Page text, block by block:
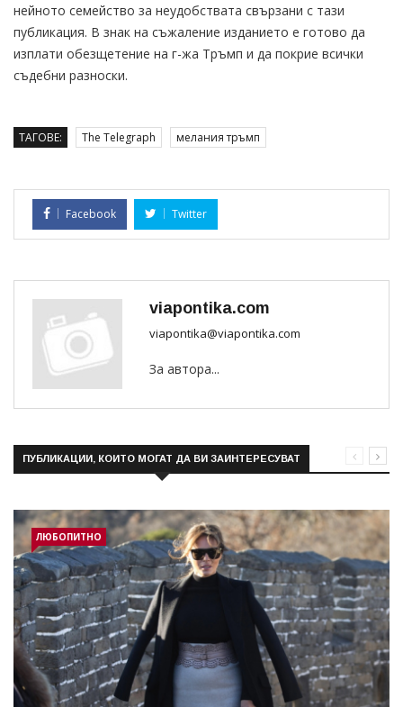
нейното семейство за неудобствата свързани с тази
публикация. В знак на съжаление изданието е готово да
изплати обезщетение на г-жа Тръмп и да покрие всички
съдебни разноски.
ТАГОВЕ: The Telegraph мелания тръмп
Facebook Twitter
viapontika.com
viapontika@viapontika.com
За автора...
ПУБЛИКАЦИИ, КОИТО МОГАТ ДА ВИ ЗАИНТЕРЕСУВАТ
ЛЮБОПИТНО